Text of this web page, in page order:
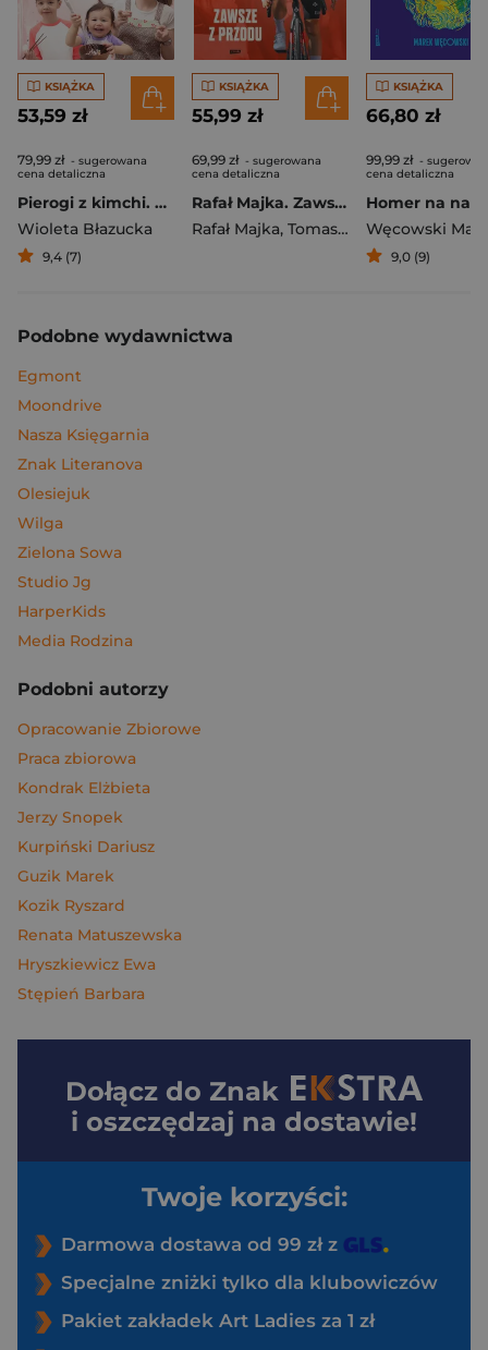
KSIĄŻKA
53,59 zł
79,99 zł - sugerowana
cena detaliczna
Pierogi z kimchi. Moje ulubione azjatyckie przepisy
Wioleta Błazucka
9,4 (7)
KSIĄŻKA
55,99 zł
69,99 zł - sugerowana
cena detaliczna
Rafał Majka. Zawsze z przodu. Rozmawia Tomasz Kalemba - książka z autografem
Rafał Majka, Tomasz Kalemba
KSIĄŻKA
66,80 zł
99,99 zł -
cena detaliczna
Węcowski
9,0 (9)
Podobne wydawnictwa
Egmont
Moondrive
Nasza Księgarnia
Znak Literanova
Olesiejuk
Wilga
Zielona Sowa
Studio Jg
HarperKids
Media Rodzina
Podobni autorzy
Opracowanie Zbiorowe
Praca zbiorowa
Kondrak Elżbieta
Jerzy Snopek
Kurpiński Dariusz
Guzik Marek
Kozik Ryszard
Renata Matuszewska
Hryszkiewicz Ewa
Stępień Barbara
Dołącz do Znak
i oszczędzaj na dostawie!
Twoje korzyści:
Darmowa dostawa od 99 zł z
Specjalne zniżki tylko dla klubowiczów
Pakiet zakładek Art Ladies za 1 zł